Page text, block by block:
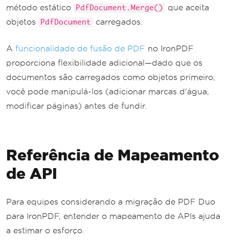
método estático
PdfDocument.Merge()
que aceita
objetos
PdfDocument carregados.
A funcionalidade de fusão de PDF no IronPDF
proporciona flexibilidade adicional—dado que os
documentos são carregados como objetos primeiro,
você pode manipulá-los (adicionar marcas d'água,
modificar páginas) antes de fundir.
Referência de Mapeamento
de API
Para equipes considerando a migração de PDF Duo
para IronPDF, entender o mapeamento de APIs ajuda
a estimar o esforço.